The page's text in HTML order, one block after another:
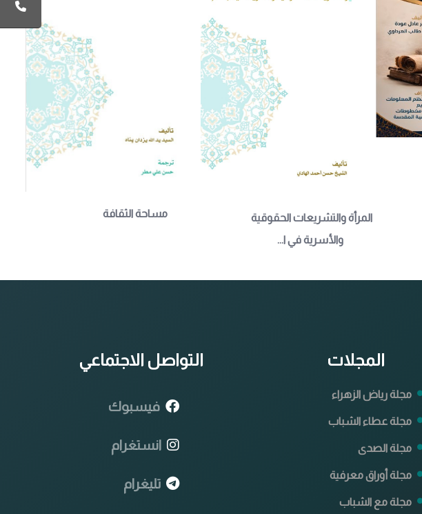
المرأة والتشريعات الحقوقية
والأسرية في ا...
مساحة الثقافة
المجلات
مجلة رياض الزهراء
مجلة عطاء الشباب
مجلة الصدى
مجلة أوراق معرفية
مجلة مع الشباب
التواصل الاجتماعي
فيسبوك
انستغرام
تليغرام